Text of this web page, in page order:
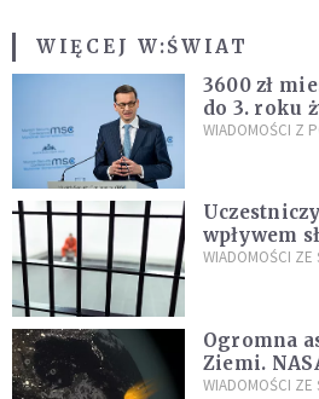
WIĘCEJ W:ŚWIAT
3600 zł
do 3. roku
propozycji
WIADOMOŚCI Z
wpływem
zdanie
WIADOMOŚCI ZE
Ogromna
Ziemi.
zagrożenia
WIADOMOŚCI ZE